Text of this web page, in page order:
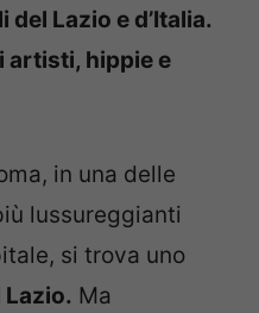
Lazio e d’Italia.
artisti, hippie e
in una delle
lussureggianti
si trova uno
Lazio. Ma